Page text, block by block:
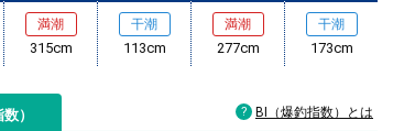
満潮
315cm
干潮
113cm
満潮
277cm
干潮
173cm
） BI（爆釣指数）とは